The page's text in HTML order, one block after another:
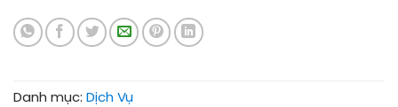
Danh mục: Dịch Vụ